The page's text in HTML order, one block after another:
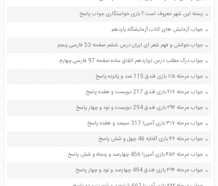
پسته این شهر معروف است ؟ بازی خواستگاری جواب پاسخ
جواب آزمایش های کتاب آزمایشگاه یازدهم
جواب خوانش و فهم شعر ای ایران درس ششم صفحه 53 فارسی پنجم
جواب درک مطلب درس دوازدهم اتفاق ساده صفحه 97 فارسی چهارم
جواب مرحله ۱۱۵ بازی فندق 115 صد و پانزده پاسخ
جواب مرحله ۲۱۷ بازی فندق 217 دویست و هفده پاسخ
جواب مرحله ۲۹۴ بازی فندق 294 دویست و نود و چهار پاسخ
جواب مرحله ۳۱۷ بازی آمیرزا 317 سیصد و هفده پاسخ
جواب مرحله ۴۶ بازی آفتابه 46 چهل و شش پاسخ
جواب مرحله ۴۵۶ بازی آمیرزا 456 چهارصد و پنجاه و شش پاسخ
جواب مرحله ۴۹۴ بازی فندق 494 چهارصد و نود و چهار پاسخ